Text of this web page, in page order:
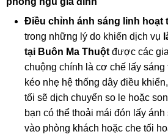
Điều chỉnh ánh sáng linh hoạt
trong những lý do khiến dịch vụ
tại Buôn Ma Thuột được các
chuộng chính là cơ chế lấy sáng
kéo nhẹ hệ thống dây điều
tối sẽ dịch chuyển so le hoặc
bạn có thể thoải mái đón lấy
vào phòng khách hoặc che tối